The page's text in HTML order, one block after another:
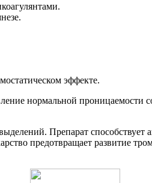
эффекте.
нормальной проницаемости
Препарат
предотвращает развитие